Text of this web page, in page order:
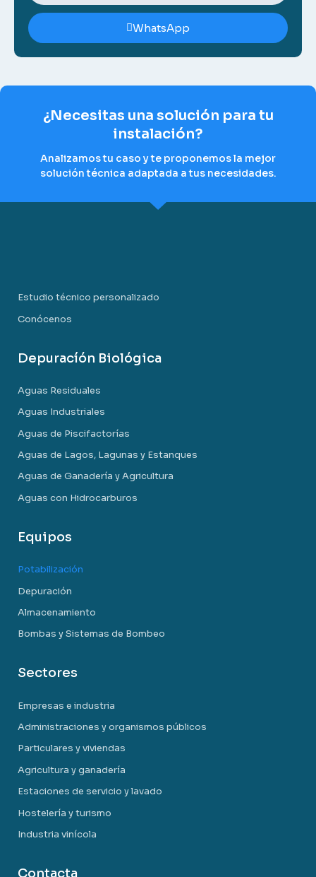
WhatsApp
¿Necesitas una solución para tu
instalación?
Analizamos tu caso y te proponemos la mejor
solución técnica adaptada a tus necesidades.
Estudio técnico personalizado
Conócenos
Depuracíón Biológica
Aguas Residuales
Aguas Industriales
Aguas de Piscifactorías
Aguas de Lagos, Lagunas y Estanques
Aguas de Ganadería y Agricultura
Aguas con Hidrocarburos
Equipos
Potabilización
Depuración
Almacenamiento
Bombas y Sistemas de Bombeo
Sectores
Empresas e industria
Administraciones y organismos públicos
Particulares y viviendas
Agricultura y ganadería
Estaciones de servicio y lavado
Hostelería y turismo
Industria vinícola
Contacta